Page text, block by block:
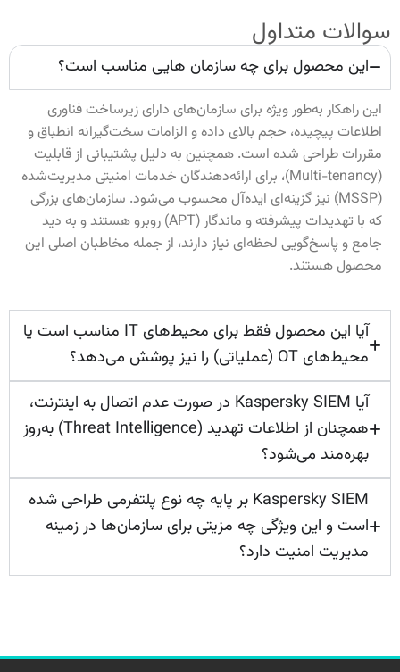
سوالات متداول
این محصول برای چه سازمان هایی مناسب است؟
این راهکار به‌طور ویژه برای سازمان‌های دارای زیرساخت فناوری
اطلاعات پیچیده، حجم بالای داده و الزامات سخت‌گیرانه انطباق و
مقررات طراحی شده است. همچنین به دلیل پشتیبانی از قابلیت
(Multi-tenancy)، برای ارائه‌دهندگان خدمات امنیتی مدیریت‌شده
(MSSP) نیز گزینه‌ای ایده‌آل محسوب می‌شود. سازمان‌های بزرگی
که با تهدیدات پیشرفته و ماندگار (APT) روبرو هستند و به دید
جامع و پاسخ‌گویی لحظه‌ای نیاز دارند، از جمله مخاطبان اصلی این
محصول هستند.
آیا این محصول فقط برای محیط‌های IT مناسب است یا
محیط‌های OT (عملیاتی) را نیز پوشش می‌دهد؟
آیا Kaspersky SIEM در صورت عدم اتصال به اینترنت،
همچنان از اطلاعات تهدید (Threat Intelligence) به‌روز
بهره‌مند می‌شود؟
Kaspersky SIEM بر پایه چه نوع پلتفرمی طراحی شده
است و این ویژگی چه مزیتی برای سازمان‌ها در زمینه
مدیریت امنیت دارد؟